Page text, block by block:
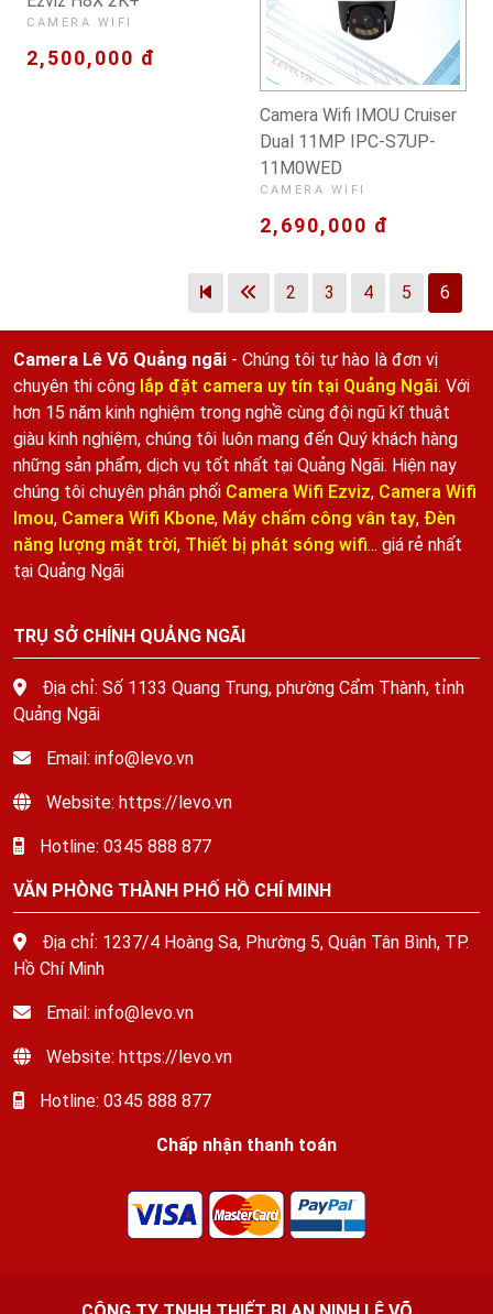
CAMERA WIFI
2,500,000 đ
Camera Wifi IMOU Cruiser
Dual 11MP IPC-S7UP-
11M0WED
CAMERA WIFI
2,690,000 đ
2 3 4 5 6
Camera Lê Võ Quảng ngãi - Chúng tôi tự hào là đơn vị
chuyên thi công lắp đặt camera uy tín tại Quảng Ngãi. Với
hơn 15 năm kinh nghiệm trong nghề cùng đội ngũ kĩ thuật
giàu kinh nghiệm, chúng tôi luôn mang đến Quý khách hàng
những sản phẩm, dịch vụ tốt nhất tại Quảng Ngãi. Hiện nay
chúng tôi chuyên phân phối Camera Wifi Ezviz, Camera Wifi
Imou, Camera Wifi Kbone, Máy chấm công vân tay, Đèn
năng lượng mặt trời, Thiết bị phát sóng wifi... giá rẻ nhất
tại Quảng Ngãi
TRỤ SỞ CHÍNH QUẢNG NGÃI
Địa chỉ: Số 1133 Quang Trung, phường Cẩm Thành, tỉnh
Quảng Ngãi
Email: info@levo.vn
Website: https://levo.vn
Hotline: 0345 888 877
VĂN PHÒNG THÀNH PHỐ HỒ CHÍ MINH
Địa chỉ: 1237/4 Hoàng Sa, Phường 5, Quận Tân Bình, TP.
Hồ Chí Minh
Email: info@levo.vn
Website: https://levo.vn
Hotline: 0345 888 877
Chấp nhận thanh toán